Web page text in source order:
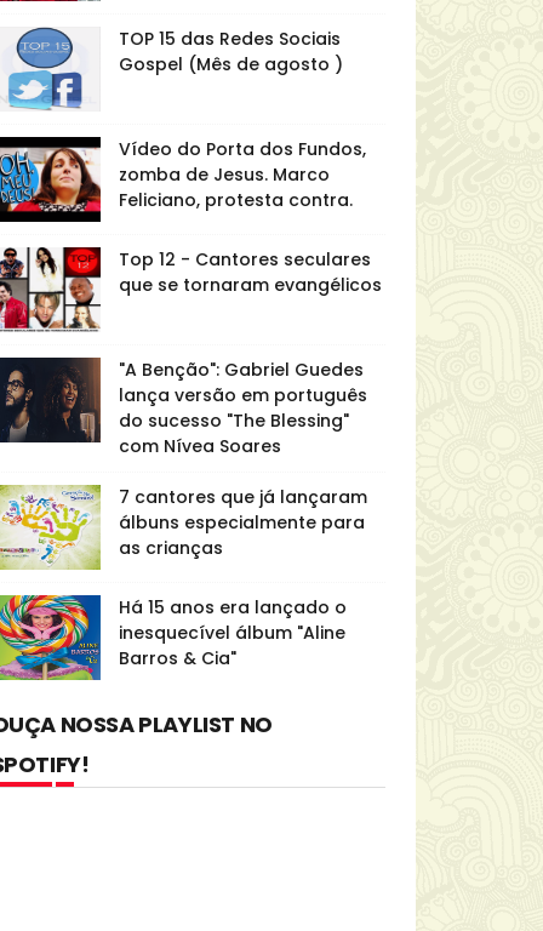
TOP 15 das Redes Sociais
Gospel (Mês de agosto )
Vídeo do Porta dos Fundos,
zomba de Jesus. Marco
Feliciano, protesta contra.
Top 12 - Cantores seculares
que se tornaram evangélicos
"A Benção": Gabriel Guedes
lança versão em português
do sucesso "The Blessing"
com Nívea Soares
7 cantores que já lançaram
álbuns especialmente para
as crianças
Há 15 anos era lançado o
inesquecível álbum "Aline
Barros & Cia"
NOSSA PLAYLIST NO